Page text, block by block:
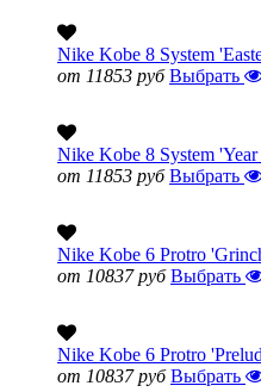
Nike Kobe 8 System
от 11853 руб Выбрать
Nike Kobe 8 System
от 11853 руб Выбрать
Nike Kobe 6 Protro
от 10837 руб Выбрать
Nike Kobe 6 Protro
от 10837 руб Выбрать